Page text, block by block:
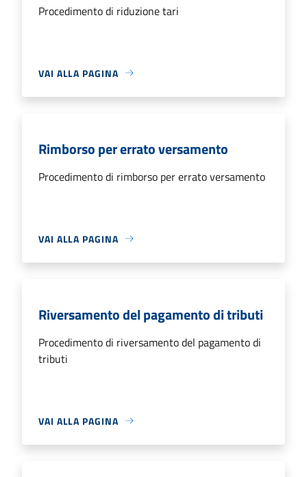
Procedimento di riduzione tari
VAI ALLA PAGINA
Rimborso per errato versamento
Procedimento di rimborso per errato versamento
VAI ALLA PAGINA
Riversamento del pagamento di tributi
Procedimento di riversamento del pagamento di
tributi
VAI ALLA PAGINA